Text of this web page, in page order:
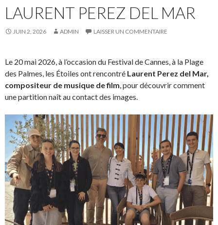
LAURENT PEREZ DEL MAR
JUIN 2, 2026 ADMIN LAISSER UN COMMENTAIRE
Le 20 mai 2026, à l’occasion du Festival de Cannes, à la Plage
des Palmes, les Étoiles ont rencontré Laurent Perez del Mar,
compositeur de musique de film, pour découvrir comment
une partition naît au contact des images.